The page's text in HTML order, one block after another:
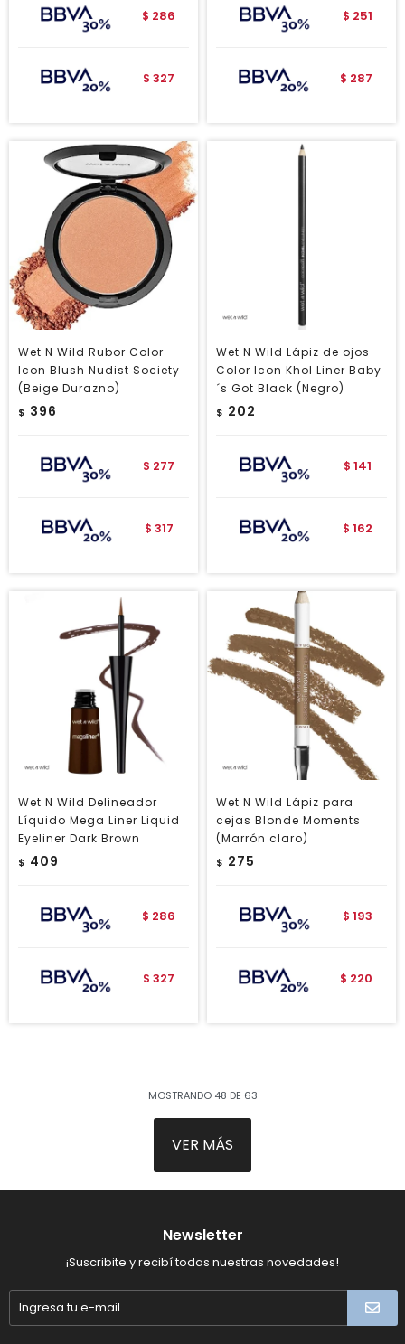
$ 286
$ 327
$ 251
$ 287
Wet N Wild Rubor Color
Icon Blush Nudist Society
(Beige Durazno)
$ 396
$ 277
$ 317
Wet N Wild Lápiz de ojos
Color Icon Khol Liner Baby
´s Got Black (Negro)
$ 202
$ 141
$ 162
Wet N Wild Delineador
Líquido Mega Liner Liquid
Eyeliner Dark Brown
$ 409
$ 286
$ 327
Wet N Wild Lápiz para
cejas Blonde Moments
(Marrón claro)
$ 275
$ 193
$ 220
MOSTRANDO 48 DE 63
VER MÁS
Newsletter
¡Suscribite y recibí todas nuestras novedades!